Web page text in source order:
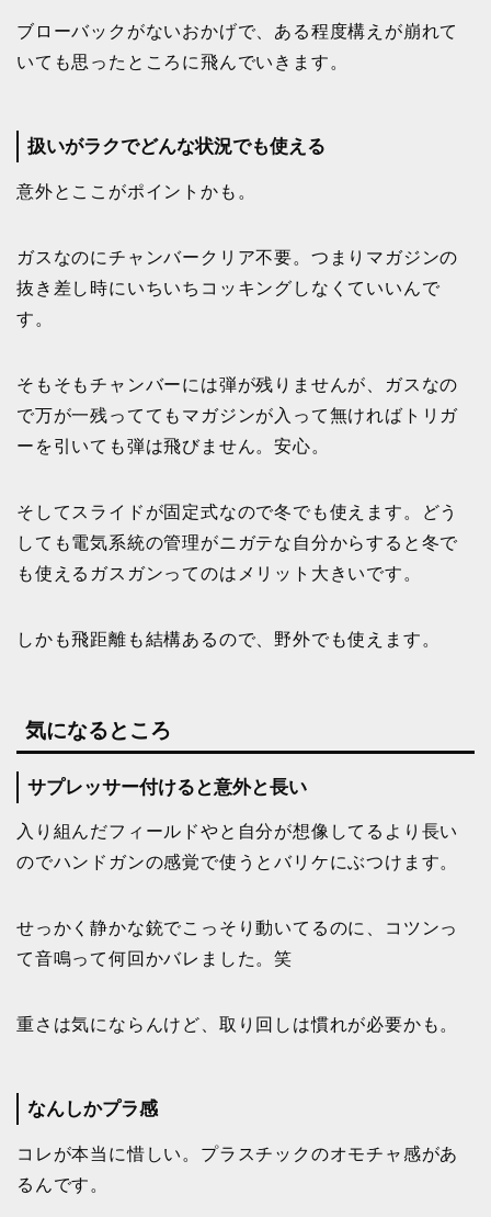
ブローバックがないおかげで、ある程度構えが崩れて
いても思ったところに飛んでいきます。
扱いがラクでどんな状況でも使える
意外とここがポイントかも。
ガスなのにチャンバークリア不要。つまりマガジンの
抜き差し時にいちいちコッキングしなくていいんで
す。
そもそもチャンバーには弾が残りませんが、ガスなの
で万が一残っててもマガジンが入って無ければトリガ
ーを引いても弾は飛びません。安心。
そしてスライドが固定式なので冬でも使えます。どう
しても電気系統の管理がニガテな自分からすると冬で
も使えるガスガンってのはメリット大きいです。
しかも飛距離も結構あるので、野外でも使えます。
気になるところ
サプレッサー付けると意外と長い
入り組んだフィールドやと自分が想像してるより長い
のでハンドガンの感覚で使うとバリケにぶつけます。
せっかく静かな銃でこっそり動いてるのに、コツンっ
て音鳴って何回かバレました。笑
重さは気にならんけど、取り回しは慣れが必要かも。
なんしかプラ感
コレが本当に惜しい。プラスチックのオモチャ感があ
るんです。